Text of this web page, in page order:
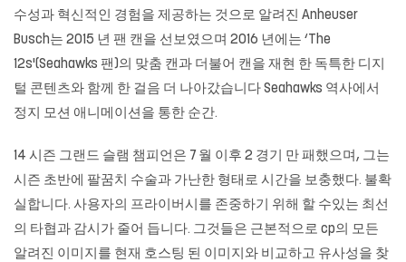
수성과 혁신적인 경험을 제공하는 것으로 알려진 Anheuser
Busch는 2015 년 팬 캔을 선보였으며 2016 년에는 ‘The
12s'(Seahawks 팬)의 맞춤 캔과 더불어 캔을 재현 한 독특한 디지
털 콘텐츠와 함께 한 걸음 더 나아갔습니다 Seahawks 역사에서
정지 모션 애니메이션을 통한 순간.
14 시즌 그랜드 슬램 챔피언은 7 월 이후 2 경기 만 패했으며, 그는
시즌 초반에 팔꿈치 수술과 가난한 형태로 시간을 보충했다. 불확
실합니다. 사용자의 프라이버시를 존중하기 위해 할 수있는 최선
의 타협과 감시가 줄어 듭니다. 그것들은 근본적으로 cp의 모든
알려진 이미지를 현재 호스팅 된 이미지와 비교하고 유사성을 찾